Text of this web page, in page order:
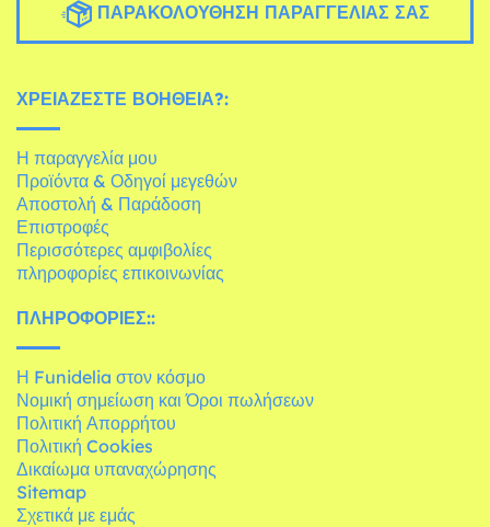
ΠΑΡΑΚΟΛΟΎΘΗΣΗ ΠΑΡΑΓΓΕΛΊΑΣ ΣΑΣ
ΧΡΕΙΆΖΕΣΤΕ ΒΟΉΘΕΙΑ?:
Η παραγγελία μου
Προϊόντα & Οδηγοί μεγεθών
Αποστολή & Παράδοση
Επιστροφές
Περισσότερες αμφιβολίες
πληροφορίες επικοινωνίας
ΠΛΗΡΟΦΟΡΊΕΣ::
Η Funidelia στον κόσμο
Νομική σημείωση και Όροι πωλήσεων
Πολιτική Απορρήτου
Πολιτική Cookies
Δικαίωμα υπαναχώρησης
Sitemap
Σχετικά με εμάς